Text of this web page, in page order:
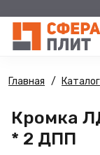
Главная Каталог
Кромка
* 2 ДПП